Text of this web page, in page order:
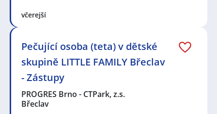
včerejší
Pečující osoba (teta) v dětské
skupině LITTLE FAMILY Břeclav
- Zástupy
PROGRES Brno - CTPark, z.s.
Břeclav